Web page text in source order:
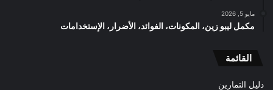
مايو 5, 2026
مكمل ليبو زين، المكونات، الفوائد، الأضرار، الإستخدامات
القائمة
دليل التمارين